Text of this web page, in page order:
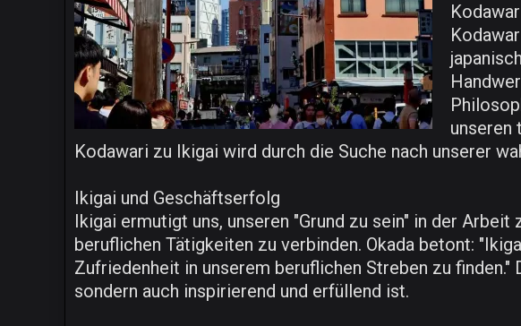
unseren
Kodawari zu Ikigai wird durch die Suche nach unserer
Ikigai und Geschäftserfolg
Ikigai ermutigt uns, unseren "Grund zu sein" in der
beruflichen Tätigkeiten zu verbinden. Okada betont:
Zufriedenheit in unserem beruflichen Streben zu
sondern auch inspirierend und erfüllend ist.